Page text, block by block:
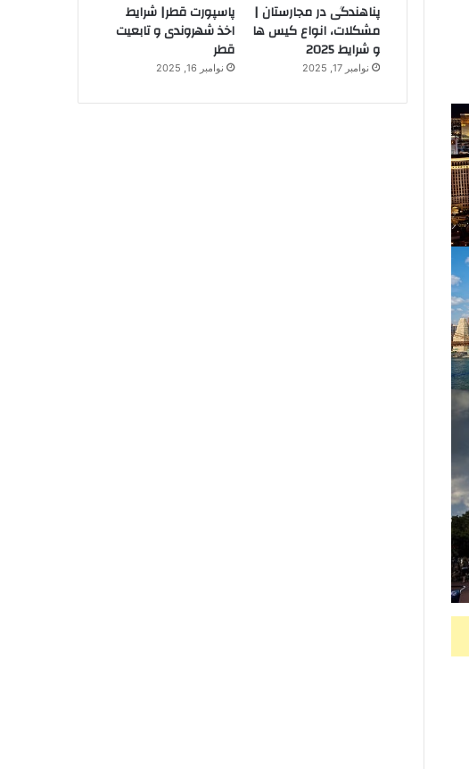
پناهندگی در مجارستان |
مشکلات، انواع کیس ها
و شرایط 2025
نوامبر 17, 2025
پاسپورت قطر| شرایط
اخذ شهروندی و تابعیت
قطر
نوامبر 16, 2025